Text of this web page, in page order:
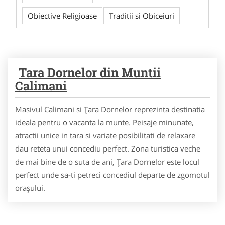
Obiective Religioase Traditii si Obiceiuri
Tara Dornelor din Muntii
Calimani
Masivul Calimani si Ţara Dornelor reprezinta destinatia
ideala pentru o vacanta la munte. Peisaje minunate,
atractii unice in tara si variate posibilitati de relaxare
dau reteta unui concediu perfect. Zona turistica veche
de mai bine de o suta de ani, Ţara Dornelor este locul
perfect unde sa-ti petreci concediul departe de zgomotul
oraşului.